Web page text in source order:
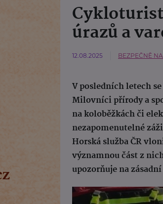
úrazů a
12.08.2025 BEZPEČNĚ
V posledních letech
Milovníci přírody a
na koloběžkách či
nezapomenutelné
Horská služba ČR
významnou část z
upozorňuje na